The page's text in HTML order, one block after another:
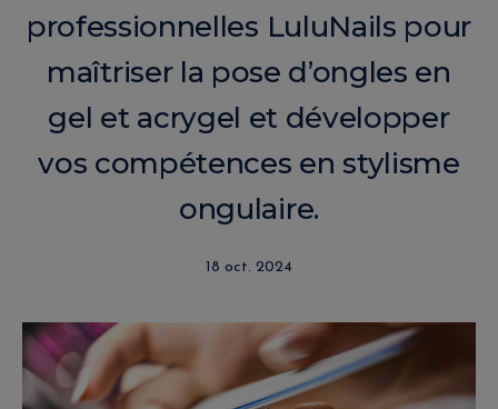
professionnelles LuluNails pour
maîtriser la pose d’ongles en
gel et acrygel et développer
vos compétences en stylisme
ongulaire.
18 oct. 2024